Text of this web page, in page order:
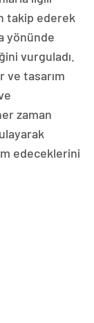
takip ederek
yönünde
vurguladı.
ve tasarım
zaman
edeceklerini